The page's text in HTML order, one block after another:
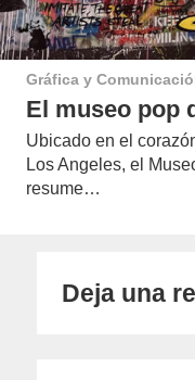
Gráfica y
El museo pop
Ubicado en el
Los Angeles, el
resume…
Deja una